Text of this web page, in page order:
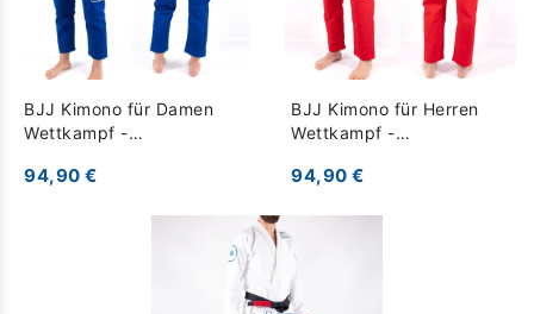
BJJ Kimono für Damen
Wettkampf -
- blau
94,90 €
BJJ Kimono für Herren
Wettkampf -
- rot
94,90 €